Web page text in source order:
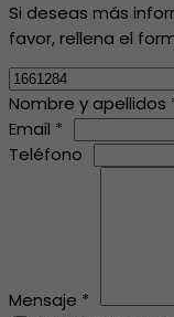
Si deseas más
favor, rellena el
Nombre y apellidos
Email *
Teléfono
Mensaje *